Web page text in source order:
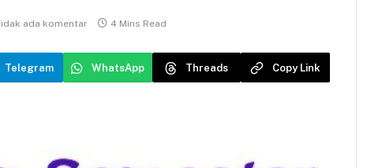
ada komentar 4 Mins Read
Telegram WhatsApp Threads Copy Link